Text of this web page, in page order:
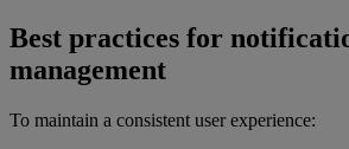
Best practices for
management
To maintain a consistent user experience: